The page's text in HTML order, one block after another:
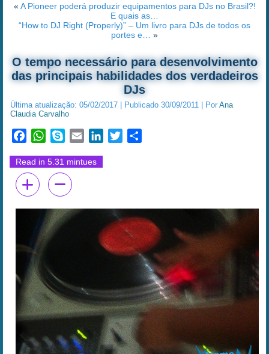
« A Pioneer poderá produzir equipamentos para DJs no Brasil?!
E quais as…
“How to DJ Right (Properly)” – Um livro para DJs de todos os
portes e…
»
O tempo necessário para desenvolvimento
das principais habilidades dos verdadeiros
DJs
Última atualização: 05/02/2017 Publicado 30/09/2011 Por Ana
Claudia Carvalho
FacebookWhatsApp
Skype Email LinkedInTwitter
Read in 5.31 mintues